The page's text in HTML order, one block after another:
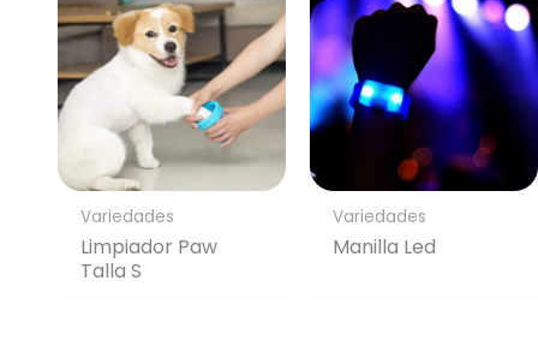
Variedades
Limpiador Paw
Talla S
Variedades
Manilla Led